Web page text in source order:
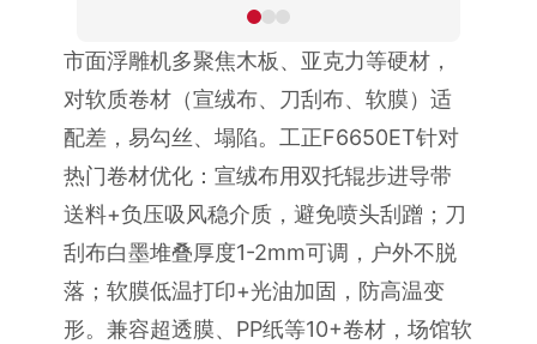
市面浮雕机多聚焦木板、亚克力等硬材，
对软质卷材（宣绒布、刀刮布、软膜）适
配差，易勾丝、塌陷。工正F6650ET针对
热门卷材优化：宣绒布用双托辊步进导带
送料+负压吸风稳介质，避免喷头刮蹭；刀
刮布白墨堆叠厚度1-2mm可调，户外不脱
落；软膜低温打印+光油加固，防高温变
形。兼容超透膜、PP纸等10+卷材，场馆软